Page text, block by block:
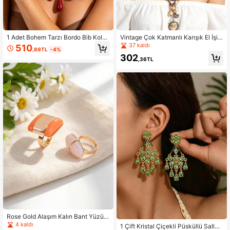
1 Adet Bohem Tarzı Bordo Bib Koly
e, Kırmızı Damla Kolye Uçlu Kalın Zi
ncir Choker, Kadın Tatil Akşam Parti
510,89TL -4%
Rose Gold Alaşım Kalın Bant Yüzük,
Günlük Kullanım İçin Geometrik Açı
4 kaldı
Vintage Çok Katmanlı Karışık El İşi
Kadın Kolyesi, Deri Kordonlu Metal
37 kaldı
302 ,36TL
1 Çift Kristal Çiçekli Püsküllü Sallan